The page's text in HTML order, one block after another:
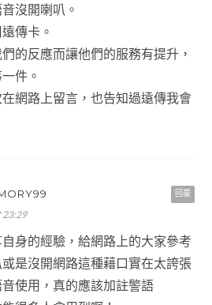
沒開喇叭。
傳卡。
的反應而讓他們的服務有提升，
件。
網路上留言，也告知過遠傳我會
回覆
23:29
身的經驗，給網路上的大家參考
是沒開網路這種藉口實在太誇張
使用，真的應該加註警語